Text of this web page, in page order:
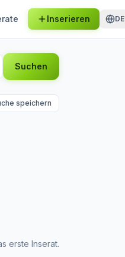
Inserieren DE
Suchen
speichern
erste Inserat.